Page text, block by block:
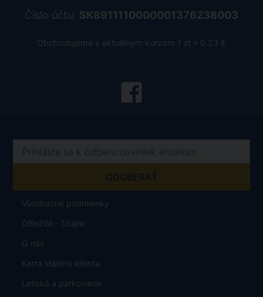
Číslo účtu: SK8911110000001376238003
Obchodujeme s aktuálnym kurzom 1 zł = 0.23 €
Všeobecné podmienky
Dôležité - čítajte
O nás
Karta stáleho klienta
Letiská a parkovanie